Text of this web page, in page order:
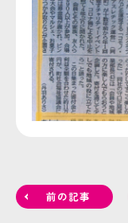
前の記事